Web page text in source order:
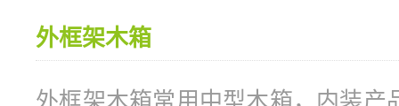
外框架木箱
外框架木箱常用中型木箱，内装产